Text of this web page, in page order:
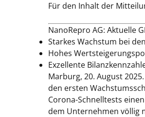
Für den Inhalt der
NanoRepro AG: Aktuelle
Starkes Wachstum bei
Hohes
Exzellente
Marburg, 20. August 2025.
den ersten
Corona-Schnelltests
dem Unternehmen völlig